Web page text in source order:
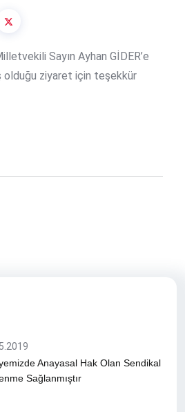
Sayın Ayhan GİDER’e
olduğu ziyaret için teşekkür
Anayasal Hak Olan Sendikal
Sağlanmıştır